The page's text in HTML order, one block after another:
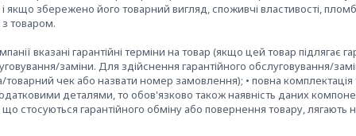
якщо збережено його товарний вигляд, споживчі властивості,
товаром.
вказані гарантійні терміни на товар (якщо цей товар підлягає
заміни. Для здійснення гарантійного обслуговування/
товарний чек або назвати номер замовлення); • повна
деталями, то обов'язково також наявність даних
що стосуються гарантійного обміну або повернення товару,